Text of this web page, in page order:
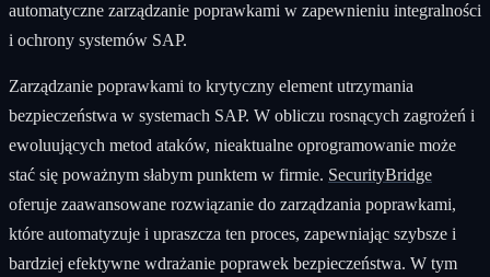
automatyczne zarządzanie poprawkami w zapewnieniu integralności
i ochrony systemów SAP.
Zarządzanie poprawkami to krytyczny element utrzymania
bezpieczeństwa w systemach SAP. W obliczu rosnących zagrożeń i
ewoluujących metod ataków, nieaktualne oprogramowanie może
stać się poważnym słabym punktem w firmie. SecurityBridge
oferuje zaawansowane rozwiązanie do zarządzania poprawkami,
które automatyzuje i upraszcza ten proces, zapewniając szybsze i
bardziej efektywne wdrażanie poprawek bezpieczeństwa. W tym